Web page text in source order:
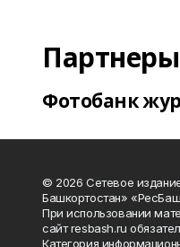
Партнеры
Фотобанк
© 2026 Сетевое
Башкортостан»
При использовании
сайт resbash.ru
Категория